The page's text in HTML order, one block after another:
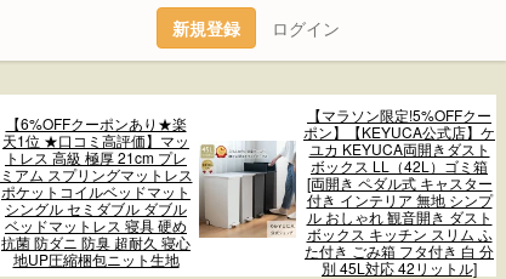
新規登録 ログイン
【6%OFFクーポンあり★楽
天1位 ★口コミ高評価】マッ
トレス 高級 極厚 21cm プレ
ミアム スプリングマットレス
ポケットコイルベッドマット
シングル セミダブル ダブル
ベッドマットレス 寝具 硬め
抗菌 防ダニ 防臭 超耐久 寝心
地UP圧縮梱包ニット生地
【マラソン限定!5%OFFクー
ポン】【KEYUCA公式店】ケ
ユカ KEYUCA両開きダスト
ボックス LL（42L）ゴミ箱
[両開き ペダル式 キャスター
付き インテリア 無地 シンプ
ル おしゃれ 観音開き ダスト
ボックス キッチン スリム ふ
た付き ごみ箱 フタ付き 白 分
別 45L対応 42リットル]